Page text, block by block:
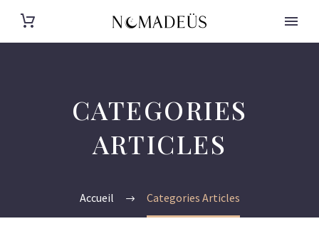
CATEGORIES
ARTICLES
Accueil Categories Articles